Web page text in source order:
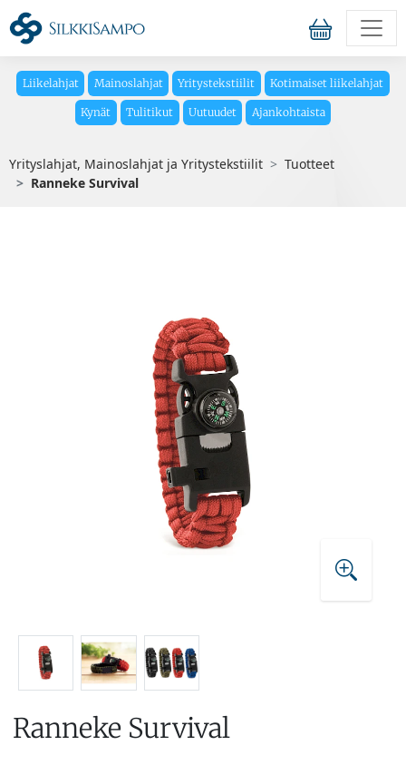
Liikelahjat Mainoslahjat Yritystekstiilit Kotimaiset liikelahjat
Kynät Tulitikut Uutuudet Ajankohtaista
Yrityslahjat, Mainoslahjat ja Yritystekstiilit
Tuotteet
Ranneke Survival
Ranneke Survival